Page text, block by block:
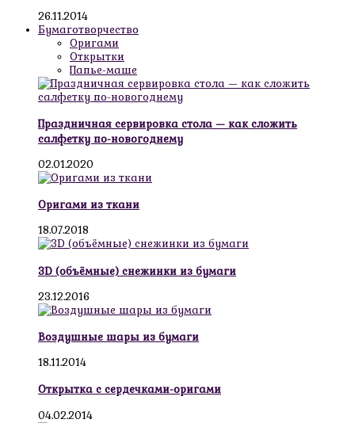
26.11.2014
Бумаготворчество
Оригами
Открытки
Папье-маше
Праздничная сервировка стола — как сложить
салфетку по-новогоднему
02.01.2020
Оригами из ткани
18.07.2018
3D (объёмные) снежинки из бумаги
23.12.2016
Воздушные шары из бумаги
18.11.2014
Открытка с сердечками-оригами
04.02.2014